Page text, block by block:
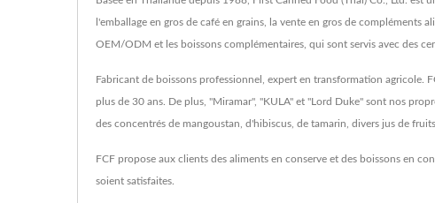
l'emballage en gros de café en grains, la vente en gros de compléments
OEM/ODM et les boissons complémentaires, qui sont servis avec des
Fabricant de boissons professionnel, expert en transformation agricole.
plus de 30 ans. De plus, "Miramar", "KULA" et "Lord Duke" sont nos
des concentrés de mangoustan, d'hibiscus, de tamarin, divers jus de
FCF propose aux clients des aliments en conserve et des boissons en
soient satisfaites.